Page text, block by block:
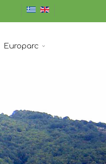
Europarc